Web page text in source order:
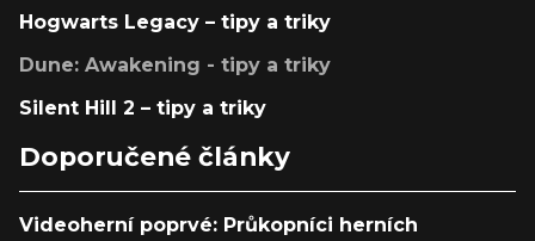
Hogwarts Legacy – tipy a triky
Dune: Awakening - tipy a triky
Silent Hill 2 – tipy a triky
Doporučené články
Videoherní poprvé: Průkopníci herních